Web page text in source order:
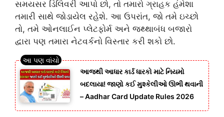
સમયસર ડિલિવરી આપો છો, તો તમારો ગ્રાહક હંમેશા
તમારી સાથે જોડાયેલ રહેશે. આ ઉપરાંત, જો તમે ઇચ્છો
તો, તમે ઓનલાઈન પ્લેટફોર્મ અને જથ્થાબંધ બજારો
દ્વારા પણ તમારા નેટવર્કનો વિસ્તાર કરી શકો છો.
આજથી આધાર કાર્ડ ધારકો માટે નિયમો
બદલાયા! જાણો કઈ મુશ્કેલીઓ ઊભી થવાની
– Aadhar Card Update Rules 2026